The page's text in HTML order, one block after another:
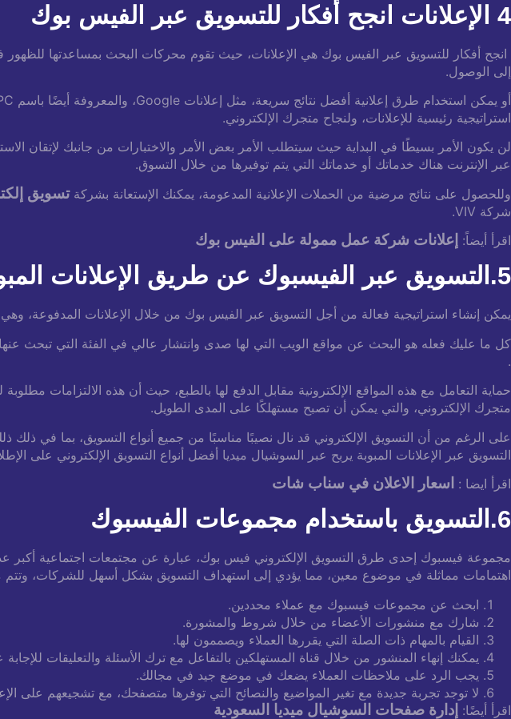
4 الإعلانات انجح أفكار للتسويق عبر الفيس بوك
انجح أفكار للتسويق عبر الفيس بوك هي الإعلانات، حيث تقوم محركات البحث بمساعدتها
إلى الوصول.
أو يمكن استخدام طرق إعلانية أفضل نتائج سريعة، مثل إعلانات Google، والمعروفة أيضًا باسم PPC، والتي تعتبر
استراتيجية رئيسية للإعلانات، ولنجاح متجرك الإلكتروني.
لن يكون الأمر بسيطًا في البداية حيث سيتطلب الأمر بعض الأمر والاختبارات من جانبك لإتقان
عبر الإنترنت هناك خدماتك أو خدماتك التي يتم توفيرها من خلال التسوق.
وللحصول على نتائج مرضية من الحملات الإعلانية المدعومة، يمكنك الإستعانة بشركةتسويق
شركة VIV.
اقرأ أيضاً: إعلانات شركة عمل ممولة على الفيس بوك
5.التسويق عبر الفيسبوك عن طريق الإعلانات المبوبة
يمكن إنشاء استراتيجية فعالة من أجل التسويق عبر الفيس بوك من خلال الإعلانات المدفوعة،
كل ما عليك فعله هو البحث عن مواقع الويب التي لها صدى وانتشار عالي في الفئة التي تبحث عنها
.
حماية التعامل مع هذه المواقع الإلكترونية مقابل الدفع لها بالطبع، حيث أن هذه الالتزامات
متجرك الإلكتروني، والتي يمكن أن تصبح مستهلكًا على المدى الطويل.
على الرغم من أن التسويق الإلكتروني قد نال نصيبًا مناسبًا من جميع أنواع التسويق، بما في ذلك
التسويق عبر الإعلانات المبوبة يربح عبر السوشيال ميديا ​​​​أفضل أنواع التسويق الإلكتروني على
اقرأ ايضا : اسعار الاعلان في سناب شات
6.التسويق باستخدام مجموعات الفيسبوك
مجموعة فيسبوك إحدى طرق التسويق الإلكتروني فيس بوك، عبارة عن مجتمعات اجتماعية أكبر
اهتمامات مماثلة في موضوع معين، مما يؤدي إلى استهداف التسويق بشكل أسهل للشركات، وتتم
ابحث عن مجموعات فيسبوك مع عملاء محددين.
شارك مع منشورات الأعضاء من خلال شروط والمشورة.
القيام بالمهام ذات الصلة التي يقررها العملاء ويصممون لها.
يمكنك إنهاء المنشور من خلال قناة المستهلكين بالتفاعل مع ترك الأسئلة والتعليقات للإجابة
يجب الرد على ملاحظات العملاء يضعك في موضع جيد في مجالك.
لا توجد تجربة جديدة مع تغير المواضيع والنصائح التي توفرها متصفحك، مع تشجيعهم على
اقرأ أيضًا: إدارة صفحات السوشيال ميديا ​​السعودية